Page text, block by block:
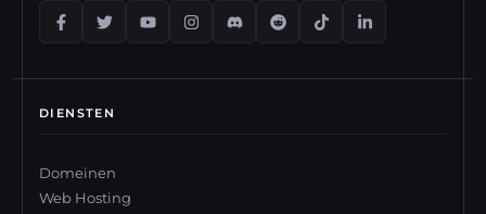
DIENSTEN
Domeinen
Web Hosting